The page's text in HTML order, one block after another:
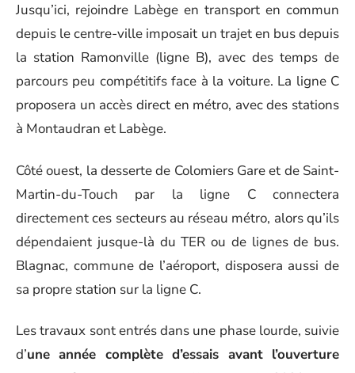
Jusqu’ici, rejoindre Labège en transport en commun
depuis le centre-ville imposait un trajet en bus depuis
la station Ramonville (ligne B), avec des temps de
parcours peu compétitifs face à la voiture. La ligne C
proposera un accès direct en métro, avec des stations
à Montaudran et Labège.
Côté ouest, la desserte de Colomiers Gare et de Saint-
Martin-du-Touch par la ligne C connectera
directement ces secteurs au réseau métro, alors qu’ils
dépendaient jusque-là du TER ou de lignes de bus.
Blagnac, commune de l’aéroport, disposera aussi de
sa propre station sur la ligne C.
Les travaux sont entrés dans une phase lourde, suivie
d’une année complète d’essais avant l’ouverture